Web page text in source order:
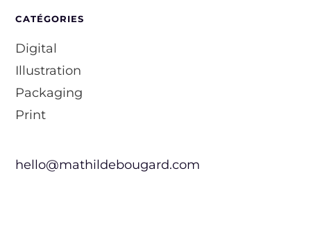
CATÉGORIES
Digital
Illustration
Packaging
Print
hello@mathildebougard.com